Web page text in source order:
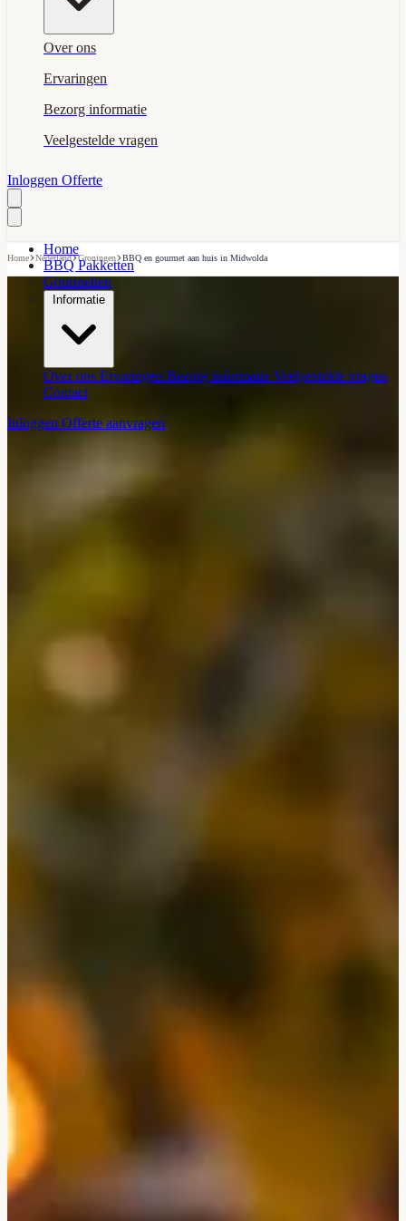
Over ons
Ervaringen
Bezorg informatie
Veelgestelde vragen
Inloggen Offerte
Home
BBQ Pakketten
Gourmetten
Informatie
Over ons Ervaringen Bezorg informatie Veelgestelde vragen
Contact
Inloggen Offerte aanvragen
Home›Nederland›Groningen›BBQ en gourmet aan huis in Midwolda